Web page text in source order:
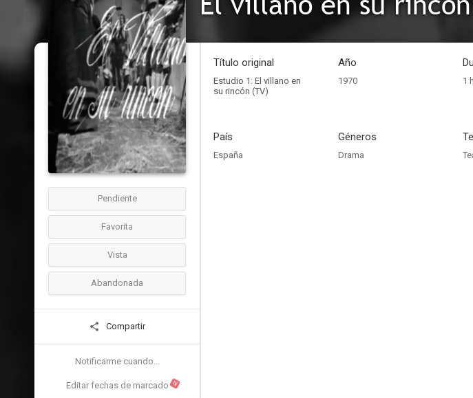
Pendiente
Favorita
Vista
Abandonada
Compartir
Notificarme cuando...
Editar fechas de marcado N
Título original
Estudio 1: El villano en
su rincón (TV)
Año
1970 1
País
España
Géneros
Drama